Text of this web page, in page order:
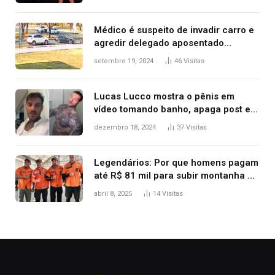
Médico é suspeito de invadir carro e
agredir delegado aposentado
durante confusão no trânsito
setembro 19, 2024 46 Visitas
Lucas Lucco mostra o pênis em
vídeo tomando banho, apaga post e
diz ‘foi mal’
dezembro 18, 2024 37 Visitas
Legendários: Por que homens pagam
até R$ 81 mil para subir montanha e
melhorar casamento?
abril 8, 2025 14 Visitas